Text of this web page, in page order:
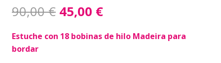
90,00€ El
precio
original
45,00 €El
actual
Estuche con 18 bobinas de hilo Madeira para
bordar